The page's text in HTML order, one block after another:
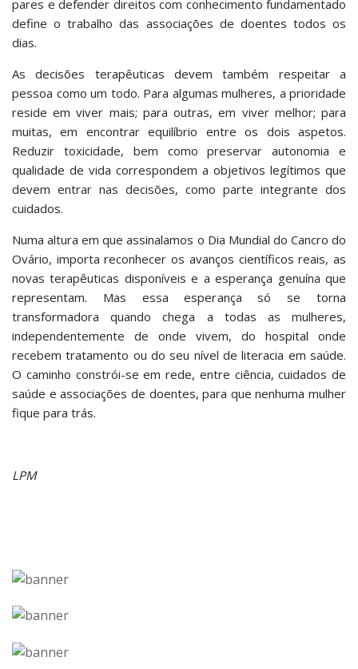
pares e defender direitos com conhecimento fundamentado
define o trabalho das associações de doentes todos os
dias.
As decisões terapêuticas devem também respeitar a
pessoa como um todo. Para algumas mulheres, a prioridade
reside em viver mais; para outras, em viver melhor; para
muitas, em encontrar equilíbrio entre os dois aspetos.
Reduzir toxicidade, bem como preservar autonomia e
qualidade de vida correspondem a objetivos legítimos que
devem entrar nas decisões, como parte integrante dos
cuidados.
Numa altura em que assinalamos o Dia Mundial do Cancro do
Ovário, importa reconhecer os avanços científicos reais, as
novas terapêuticas disponíveis e a esperança genuína que
representam. Mas essa esperança só se torna
transformadora quando chega a todas as mulheres,
independentemente de onde vivem, do hospital onde
recebem tratamento ou do seu nível de literacia em saúde.
O caminho constrói-se em rede, entre ciência, cuidados de
saúde e associações de doentes, para que nenhuma mulher
fique para trás.
LPM